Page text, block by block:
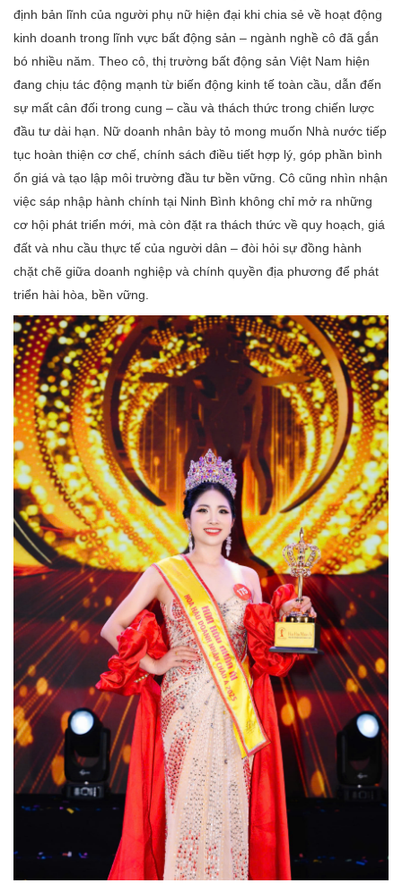
định bản lĩnh của người phụ nữ hiện đại khi chia sẻ về hoạt động
kinh doanh trong lĩnh vực bất động sản – ngành nghề cô đã gắn
bó nhiều năm. Theo cô, thị trường bất động sản Việt Nam hiện
đang chịu tác động mạnh từ biến động kinh tế toàn cầu, dẫn đến
sự mất cân đối trong cung – cầu và thách thức trong chiến lược
đầu tư dài hạn. Nữ doanh nhân bày tỏ mong muốn Nhà nước tiếp
tục hoàn thiện cơ chế, chính sách điều tiết hợp lý, góp phần bình
ổn giá và tạo lập môi trường đầu tư bền vững. Cô cũng nhìn nhận
việc sáp nhập hành chính tại Ninh Bình không chỉ mở ra những
cơ hội phát triển mới, mà còn đặt ra thách thức về quy hoạch, giá
đất và nhu cầu thực tế của người dân – đòi hỏi sự đồng hành
chặt chẽ giữa doanh nghiệp và chính quyền địa phương để phát
triển hài hòa, bền vững.